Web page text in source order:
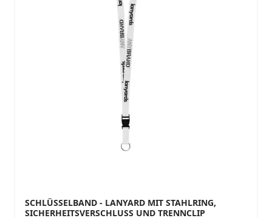
SCHLÜSSELBAND - LANYARD MIT STAHLRING,
SICHERHEITSVERSCHLUSS UND TRENNCLIP